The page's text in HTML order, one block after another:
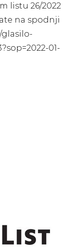
listu 26/2022
na spodnji
glasilo-
01-